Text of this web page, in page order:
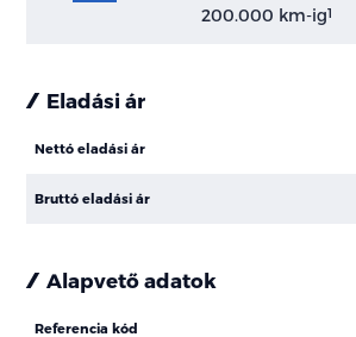
200.000 km-ig1
Eladási ár
Nettó eladási ár
Bruttó eladási ár
Alapvető adatok
Referencia kód